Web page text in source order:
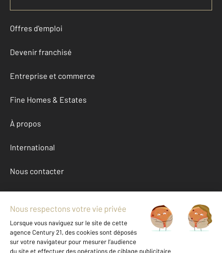
Offres d'emploi
Devenir franchisé
Entreprise et commerce
Fine Homes & Estates
À propos
International
Nous contacter
Mentions légales & CGU et Barèmes d'honoraires
Données personnelles
Gestionnaire des cookies